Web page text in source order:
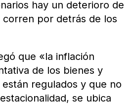
hay un deterioro de
corren por detrás de los
que «la inflación
de los bienes y
regulados y que no
se ubica